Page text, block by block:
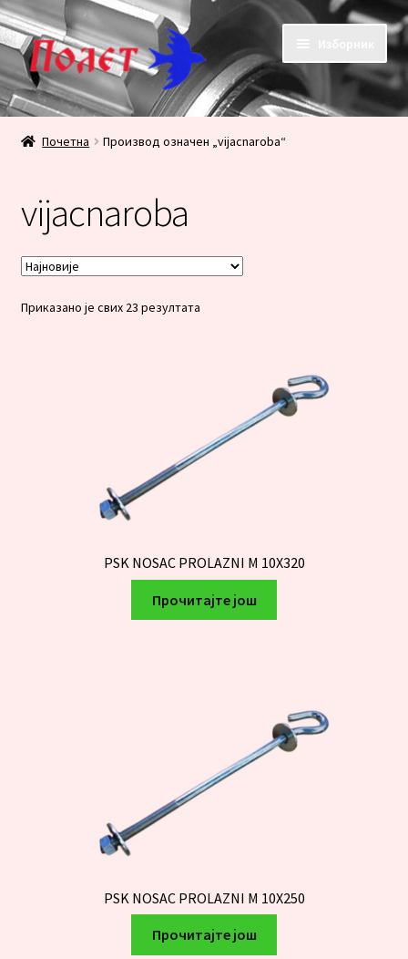
Прескочи
на
навигацију
Скочи
на
садржај
Почетак
KORPA
PRODAVNICA
Плаћање
Почетна Производ oзначен „vijacnaroba“
vijacnaroba
Приказано је свих 23 резултатаСортирано
PSK NOSAC PROLAZNI M 10X320
Прочитајте још
PSK NOSAC PROLAZNI M 10X250
Прочитајте још